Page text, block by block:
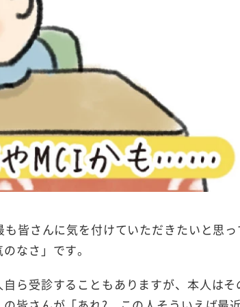
皆さんに気を付けていただきたいと思っ
なさ」です。
ら受診することもありますが、本人はそ